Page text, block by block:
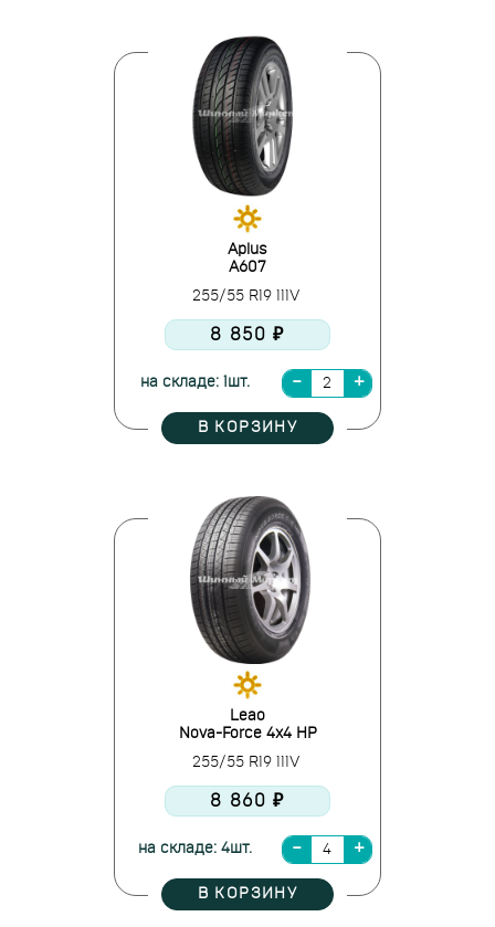
Aplus
A607
255/55 R19 111V
8 850 ₽
на складе: 1шт.
В КОРЗИНУ
Leao
Nova-Force 4x4 HP
255/55 R19 111V
8 860 ₽
на складе: 4шт.
В КОРЗИНУ